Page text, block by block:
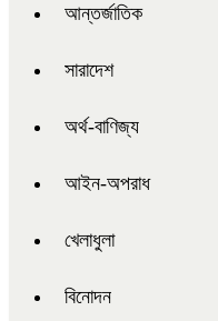
আন্তর্জাতিক
সারাদেশ
অর্থ-বাণিজ্য
আইন-অপরাধ
খেলাধুলা
বিনোদন